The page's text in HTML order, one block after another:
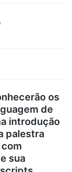
os
de
introdução
palestra
sua